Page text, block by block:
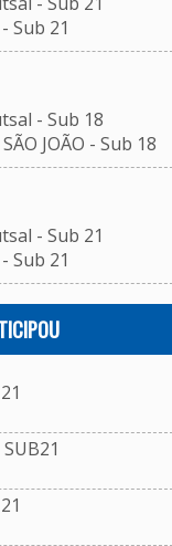
Sub 21
- Sub 18
JOÃO - Sub 18
- Sub 21
Sub 21